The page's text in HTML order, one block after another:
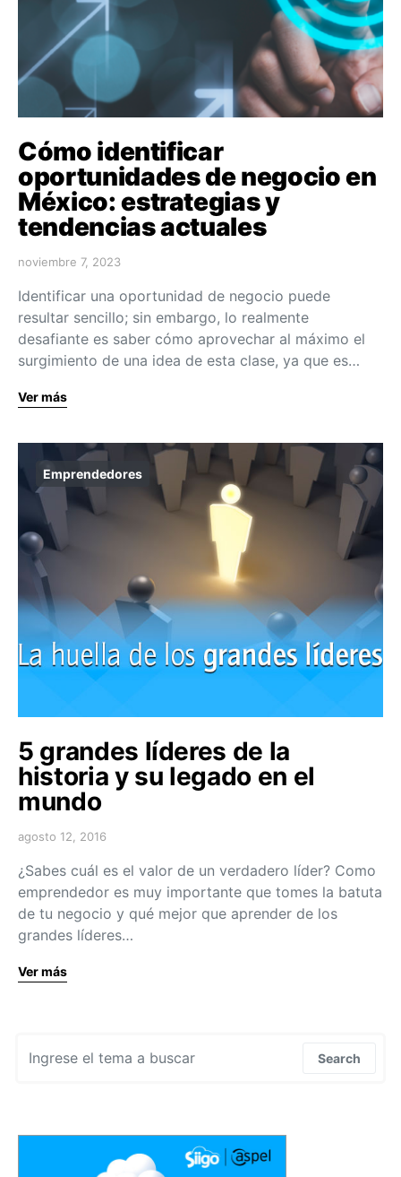
Cómo identificar
oportunidades de negocio en
México: estrategias y
tendencias actuales
noviembre 7, 2023
Identificar una oportunidad de negocio puede
resultar sencillo; sin embargo, lo realmente
desafiante es saber cómo aprovechar al máximo el
surgimiento de una idea de esta clase, ya que es…
Ver más
Emprendedores
5 grandes líderes de la
historia y su legado en el
mundo
agosto 12, 2016
¿Sabes cuál es el valor de un verdadero líder? Como
emprendedor es muy importante que tomes la batuta
de tu negocio y qué mejor que aprender de los
grandes líderes…
Ver más
Search